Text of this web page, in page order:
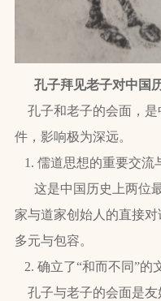
孔子拜见老子对中国
孔子和老子的会面，是
件，影响极为深远。
1. 儒道思想的重要交流
这是中国历史上两位
家与道家创始人的直接
多元与包容。
2. 确立了“和而不同”的
孔子与老子的会面是友